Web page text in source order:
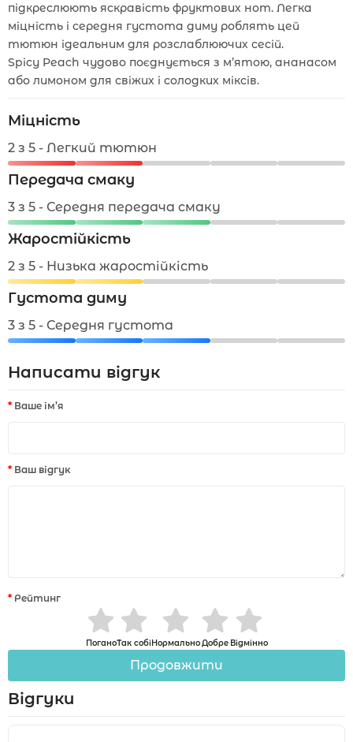
підкреслюють яскравість фруктових нот. Легка
міцність і середня густота диму роблять цей
тютюн ідеальним для розслаблюючих сесій.
Spicy Peach чудово поєднується з м’ятою, ананасом
або лимоном для свіжих і солодких міксів.
Міцність
2 з 5 - Легкий тютюн
Передача смаку
3 з 5 - Середня передача смаку
Жаростійкість
2 з 5 - Низька жаростійкість
Густота диму
3 з 5 - Середня густота
Написати відгук
Ваше ім’я
Ваш відгук
Рейтинг
ПоганоТак собіНормальноДобре Відмінно
Продовжити
Відгуки